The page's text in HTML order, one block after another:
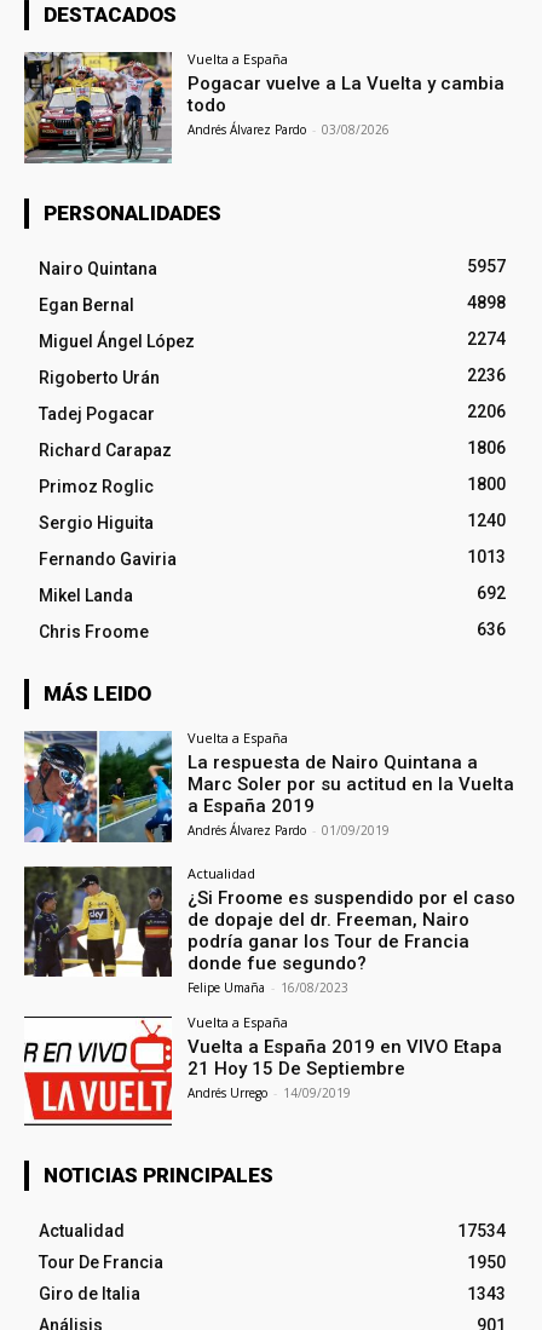
DESTACADOS
Vuelta a España
Pogacar vuelve a La Vuelta y cambia
todo
Andrés Álvarez Pardo - 03/08/2026
PERSONALIDADES
Nairo Quintana
5957
Egan Bernal
4898
Miguel Ángel López
2274
Rigoberto Urán
2236
Tadej Pogacar
2206
Richard Carapaz
1806
Primoz Roglic
1800
Sergio Higuita
1240
Fernando Gaviria
1013
Mikel Landa
692
Chris Froome
636
MÁS LEIDO
Vuelta a España
La respuesta de Nairo Quintana a
Marc Soler por su actitud en la Vuelta
a España 2019
Andrés Álvarez Pardo - 01/09/2019
Actualidad
¿Si Froome es suspendido por el caso
de dopaje del dr. Freeman, Nairo
podría ganar los Tour de Francia
donde fue segundo?
Felipe Umaña - 16/08/2023
Vuelta a España
Vuelta a España 2019 en VIVO Etapa
21 Hoy 15 De Septiembre
Andrés Urrego - 14/09/2019
NOTICIAS PRINCIPALES
Actualidad
17534
Tour De Francia
1950
Giro de Italia
1343
Análisis
901